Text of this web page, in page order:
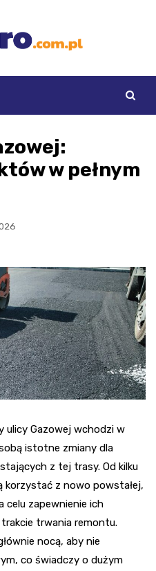
w pełnym
ulicy Gazowej wchodzi w
istotne zmiany dla
z tej trasy. Od kilku
korzystać z nowo powstałej,
celu zapewnienie ich
trwania remontu.
nocą, aby nie
co świadczy o dużym